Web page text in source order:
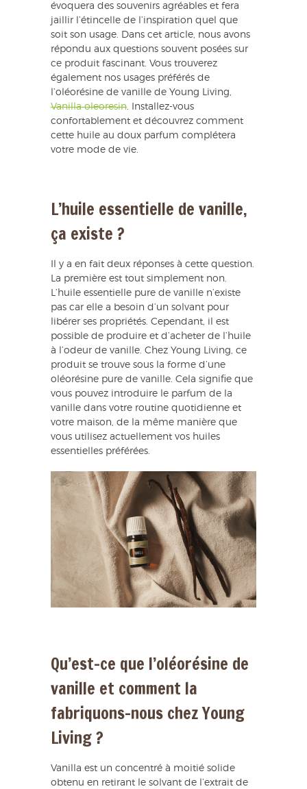
évoquera des souvenirs agréables et fera
jaillir l’étincelle de l’inspiration quel que
soit son usage. Dans cet article, nous avons
répondu aux questions souvent posées sur
ce produit fascinant. Vous trouverez
également nos usages préférés de
l’oléorésine de vanille de Young Living,
Vanilla oleoresin . Installez-vous
confortablement et découvrez comment
cette huile au doux parfum complétera
votre mode de vie.
L’huile essentielle de vanille,
ça existe ?
Il y a en fait deux réponses à cette question.
La première est tout simplement non.
L’huile essentielle pure de vanille n’existe
pas car elle a besoin d’un solvant pour
libérer ses propriétés. Cependant, il est
possible de produire et d’acheter de l’huile
à l’odeur de vanille. Chez Young Living, ce
produit se trouve sous la forme d’une
oléorésine pure de vanille. Cela signifie que
vous pouvez introduire le parfum de la
vanille dans votre routine quotidienne et
votre maison, de la même manière que
vous utilisez actuellement vos huiles
essentielles préférées.
Qu’est-ce que l’oléorésine de
vanille et comment la
fabriquons-nous chez Young
Living ?
Vanilla est un concentré à moitié solide
obtenu en retirant le solvant de l’extrait de